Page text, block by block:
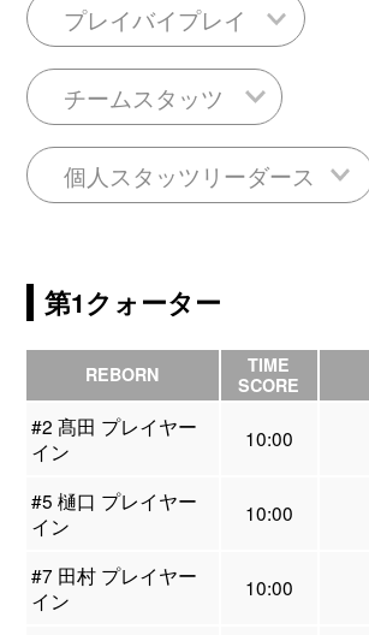
プレイバイプレイ
チームスタッツ
個人スタッツリーダース
第1クォーター
REBORN
TIME
SCORE
#2 髙田 プレイヤー
イン
10:00
#5 樋口 プレイヤー
イン
10:00
#7 田村 プレイヤー
イン
10:00